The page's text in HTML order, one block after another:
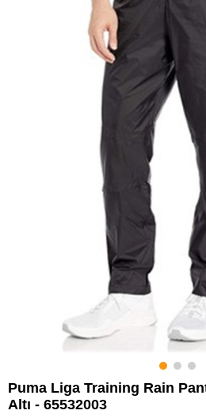
Puma Liga Training Rain
Altı - 65532003